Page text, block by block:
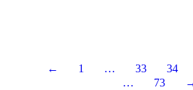
← 1 … 33 34
…
73